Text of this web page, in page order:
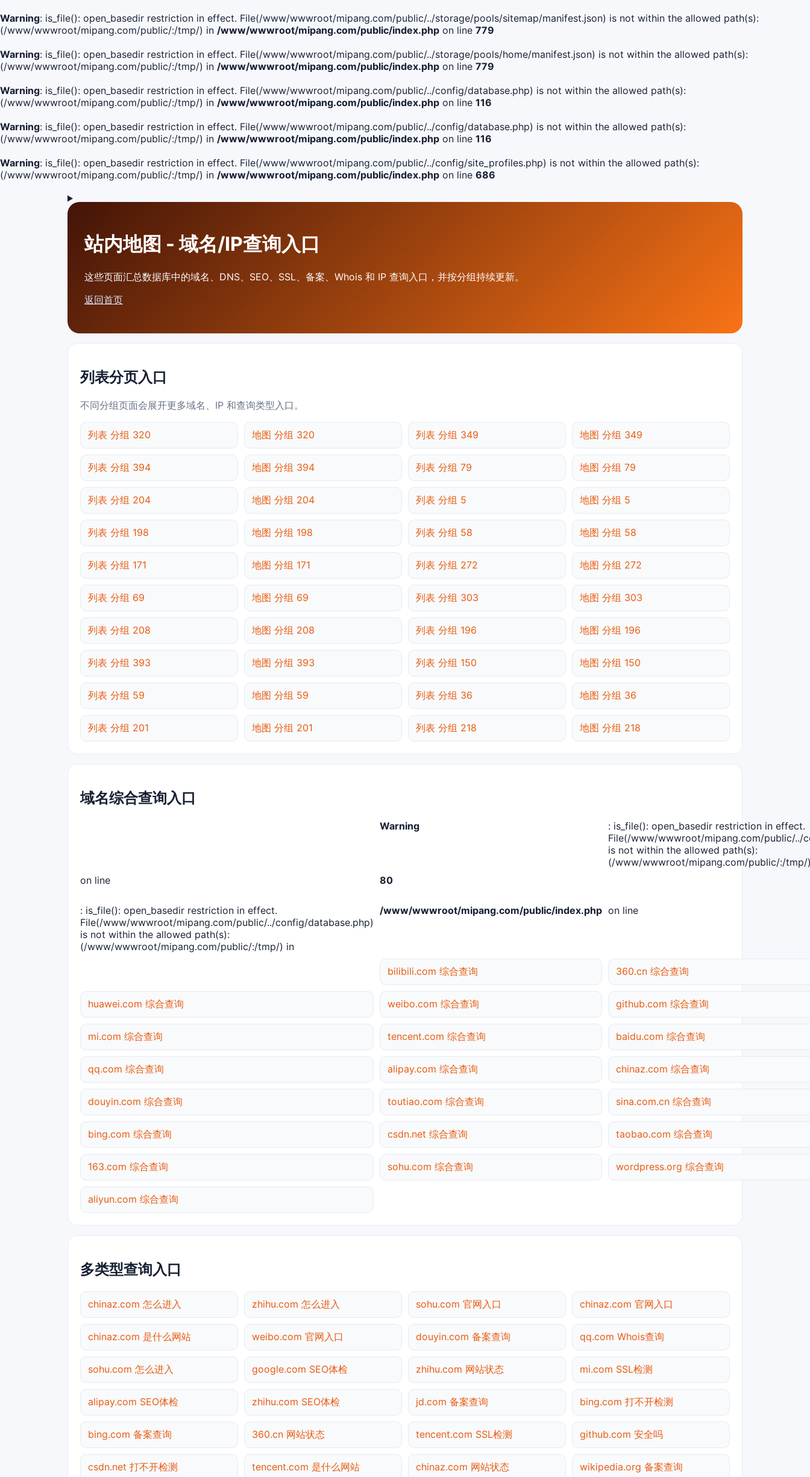
Warning: is_file(): open_basedir restriction in effect. File(/www/wwwroot/mipang.com/public/../storage/pools/sitemap/manifest.json) is not within the allowed path(s):
(/www/wwwroot/mipang.com/public/:/tmp/) in /www/wwwroot/mipang.com/public/index.php on line 779
Warning: is_file(): open_basedir restriction in effect. File(/www/wwwroot/mipang.com/public/../storage/pools/home/manifest.json) is not within the allowed path(s):
(/www/wwwroot/mipang.com/public/:/tmp/) in /www/wwwroot/mipang.com/public/index.php on line 779
Warning: is_file(): open_basedir restriction in effect. File(/www/wwwroot/mipang.com/public/../config/database.php) is not within the allowed path(s):
(/www/wwwroot/mipang.com/public/:/tmp/) in /www/wwwroot/mipang.com/public/index.php on line 116
Warning: is_file(): open_basedir restriction in effect. File(/www/wwwroot/mipang.com/public/../config/database.php) is not within the allowed path(s):
(/www/wwwroot/mipang.com/public/:/tmp/) in /www/wwwroot/mipang.com/public/index.php on line 116
Warning: is_file(): open_basedir restriction in effect. File(/www/wwwroot/mipang.com/public/../config/site_profiles.php) is not within the allowed path(s):
(/www/wwwroot/mipang.com/public/:/tmp/) in /www/wwwroot/mipang.com/public/index.php on line 686
站内地图 - 域名/IP查询入口
这些页面汇总数据库中的域名、DNS、SEO、SSL、备案、Whois 和 IP 查询入口，并按分组持续更新。
返回首页
列表分页入口
不同分组页面会展开更多域名、IP 和查询类型入口。
列表 分组 320 地图 分组 320 列表 分组 349 地图 分组 349
列表 分组 394 地图 分组 394 列表 分组 79 地图 分组 79
列表 分组 204 地图 分组 204 列表 分组 5 地图 分组 5
列表 分组 198 地图 分组 198 列表 分组 58 地图 分组 58
列表 分组 171 地图 分组 171 列表 分组 272 地图 分组 272
列表 分组 69 地图 分组 69 列表 分组 303 地图 分组 303
列表 分组 208 地图 分组 208 列表 分组 196 地图 分组 196
列表 分组 393 地图 分组 393 列表 分组 150 地图 分组 150
列表 分组 59 地图 分组 59 列表 分组 36 地图 分组 36
列表 分组 201 地图 分组 201 列表 分组 218 地图 分组 218
域名综合查询入口
Warning
: is_file(): open_basedir restriction in effect.
File(/www/wwwroot/mipang.com/public/../
is not within the allowed path(s):
(/www/wwwroot/mipang.com/public/:/tmp/
on line
80
: is_file(): open_basedir restriction in effect.
File(/www/wwwroot/mipang.com/public/../config/database.php)
is not within the allowed path(s):
(/www/wwwroot/mipang.com/public/:/tmp/) in
/www/wwwroot/mipang.com/public/index.php on line
bilibili.com 综合查询 360.cn 综合查询
huawei.com 综合查询 weibo.com 综合查询 github.com 综合查询
mi.com 综合查询 tencent.com 综合查询 baidu.com 综合查询
qq.com 综合查询 alipay.com 综合查询 chinaz.com 综合查询
douyin.com 综合查询 toutiao.com 综合查询 sina.com.cn 综合查询
bing.com 综合查询 csdn.net 综合查询 taobao.com 综合查询
163.com 综合查询 sohu.com 综合查询 wordpress.org 综合查询
aliyun.com 综合查询
多类型查询入口
chinaz.com 怎么进入 zhihu.com 怎么进入 sohu.com 官网入口 chinaz.com 官网入口
chinaz.com 是什么网站 weibo.com 官网入口 douyin.com 备案查询 qq.com Whois查询
sohu.com 怎么进入 google.com SEO体检 zhihu.com 网站状态 mi.com SSL检测
alipay.com SEO体检 zhihu.com SEO体检 jd.com 备案查询 bing.com 打不开检测
bing.com 备案查询 360.cn 网站状态 tencent.com SSL检测 github.com 安全吗
csdn.net 打不开检测 tencent.com 是什么网站 chinaz.com 网站状态 wikipedia.org 备案查询